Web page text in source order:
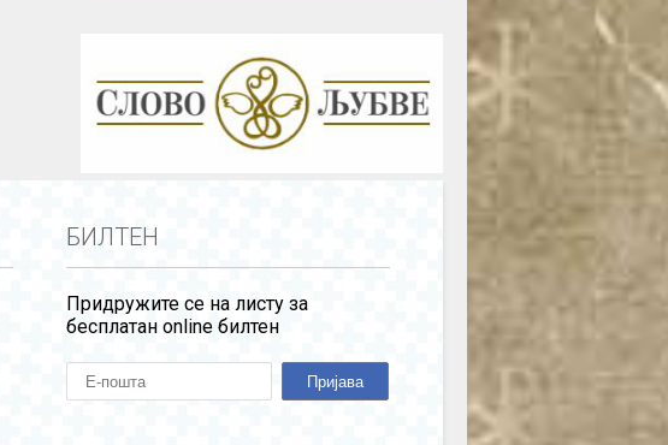
БИЛТЕН
Придружите се на листу за
бесплатан online билтен